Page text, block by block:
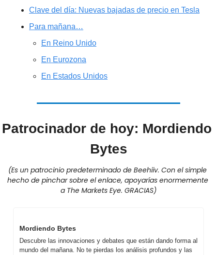
Clave del día: Nuevas bajadas de precio en Tesla
Para mañana…
En Reino Unido
En Eurozona
En Estados Unidos
Patrocinador de hoy: Mordiendo
Bytes
(Es un patrocinio predeterminado de Beehiiv. Con el simple
hecho de pinchar sobre el enlace, apoyarías enormemente
a The Markets Eye. GRACIAS)
Mordiendo Bytes
Descubre las innovaciones y debates que están dando forma al
mundo del mañana. No te pierdas los análisis profundos y las